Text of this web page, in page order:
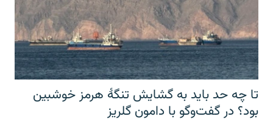
تا چه حد باید به گشایش تنگهٔ هرمز خوشبین
بود؟ در گفت‌وگو با دامون گلریز